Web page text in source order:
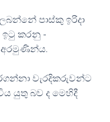
පාස්කු ඉරිදා
ඉටු කරනු -
වැරදිකරුවන්ට
යුතු බව ද මෙහිදී